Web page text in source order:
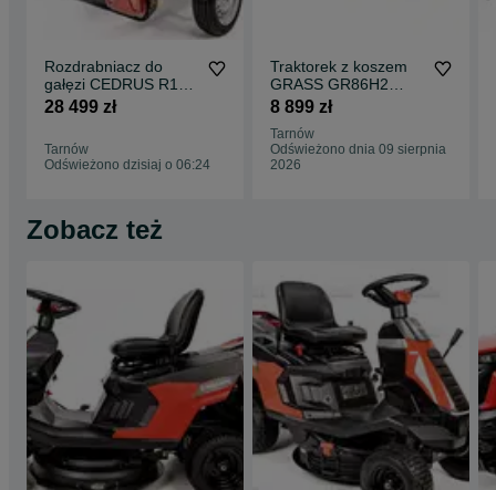
Godziny otwarcia:
Pon - Pt: 9:00 - 17:00
www.firmahortus.pl
Rozdrabniacz do
gałęzi CEDRUS R13
przyczepka lekka A/A
z homologacją
28 499 zł
Tarnów
Odświeżono dzisiaj o 06:24
Traktorek z koszem
GRASS GR86H2
Loncin 452cm3 86cm
hydro
8 899 zł
Tarnów
Odświeżono dnia 09 sierpnia
2026
Zobacz też